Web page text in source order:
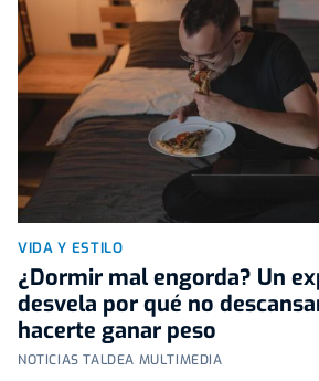
VIDA Y ESTILO
¿Dormir mal engorda? Un
desvela por qué no
hacerte ganar peso
NOTICIAS TALDEA MULTIMEDIA